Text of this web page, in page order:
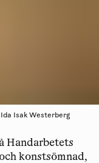
Ida Isak Westerberg
Handarbetets
konstsömnad,